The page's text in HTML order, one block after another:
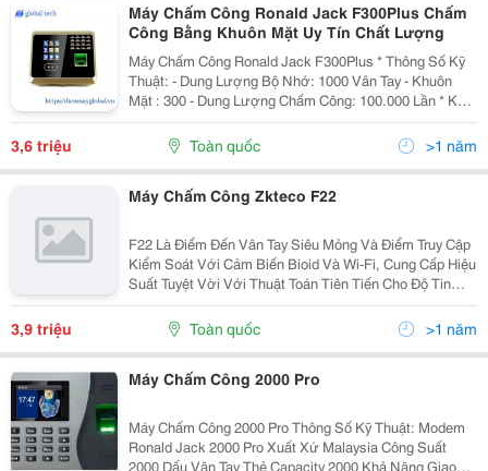
Máy Chấm Công Ronald Jack F300Plus Chấm
Công Bằng Khuôn Mặt Uy Tín Chất Lượng
Máy Chấm Công Ronald Jack F300Plus * Thông Số Kỹ
Thuật: - Dung Lượng Bộ Nhớ: 1000 Vân Tay - Khuôn
Mặt : 300 - Dung Lượng Chấm Công: 100.000 Lần * Kết
Nối Với Máy Tính Qua Cổng, Tcp/Ip / Usb / Wifi - Hiển
Thị Tên Người Chấm Công L
3,6 triệu Toàn quốc >1 năm
Máy Chấm Công Zkteco F22
F22 Là Điểm Đến Vân Tay Siêu Mỏng Và Điểm Truy Cập
Kiểm Soát Với Cảm Biến Bioid Và Wi-Fi, Cung Cấp Hiệu
Suất Tuyệt Vời Với Thuật Toán Tiên Tiến Cho Độ Tin
Cậy, Độ Chính Xác Và Tốc Độ Kết Hợp Tuyệt Vời. F22
Cung Cấp Thuật Toán Kết Hợp Dấu Vân Tay Nhan
3,9 triệu Toàn quốc >1 năm
Máy Chấm Công 2000 Pro
Máy Chấm Công 2000 Pro Thông Số Kỹ Thuật: Modem
Ronald Jack 2000 Pro Xuất Xứ Malaysia Công Suất
2000 Dấu Vân Tay Thẻ Capacity 2000 Khả Năng Giao